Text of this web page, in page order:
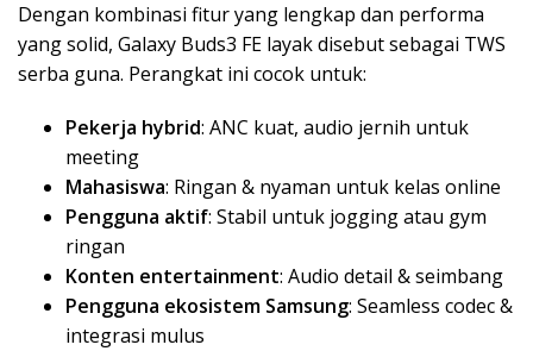
Dengan kombinasi fitur yang lengkap dan performa
yang solid, Galaxy Buds3 FE layak disebut sebagai TWS
serba guna. Perangkat ini cocok untuk:
Pekerja hybrid: ANC kuat, audio jernih untuk
meeting
Mahasiswa: Ringan & nyaman untuk kelas online
Pengguna aktif: Stabil untuk jogging atau gym
ringan
Konten entertainment: Audio detail & seimbang
Pengguna ekosistem Samsung: Seamless codec &
integrasi mulus